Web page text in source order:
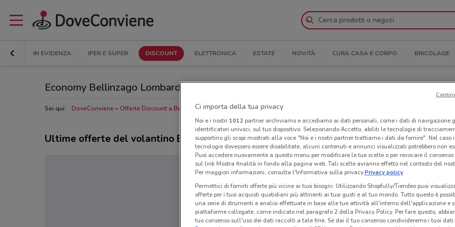
IN EVIDENZA IPER E SUPER DISCOUNT ELETTRONICA ESTATE NOVITÀ CURA CASA E CORPO BRICOLAGE
Economy Bellinzago Lombardo: Volantino, Orari di apertura e Indirizzi
Sei qui: DoveConviene Offerte Discount a Bellinzago Lombardo Negozi Economy a Bellinzago Lombardo
Ultime offerte del volantino Economy
Ci importa della tua privacy
Noi e i nostri 1012partner archiviamo e accediamo ai dati personali, come i dati di navigazione
identificatori univoci, sul tuo dispositivo. Selezionando Accetto, abiliti le tecnologie di
supportino gli scopi mostrati alla voce "Noi e i nostri partner trattiamo i dati da fornire". Nel caso
tecnologie dovessero essere disabilitate, alcuni contenuti e annunci visualizzati potrebbero non
Puoi accedere nuovamente a questo menu per modificare le tue scelte o per revocare il
sul link Mostra finalità in fondo alla pagina web. Tali scelte avranno effetto nel contesto del
Per maggiori informazioni, consulta l'Informativa sulla privacy.Privacy policy
Permettici di fornirti offerte più vicine ai tuoi bisogni: Utilizzando Shopfully/Tiendeo puoi
offerte per i tuoi acquisti quotidiani più attinenti ai tuoi gusti e al tuo mondo. Tutto questo è
una serie di strumenti e analisi effettuate in base alle tue attività all'interno dell'applicazione e
piattaforme collegate, come indicato nel paragrafo 2 della Privacy Policy. Per fare questo,
tuo consenso sull'uso dei dati raccolti a tale fine. Se dai il tuo consenso condivideremo i tuoi dati